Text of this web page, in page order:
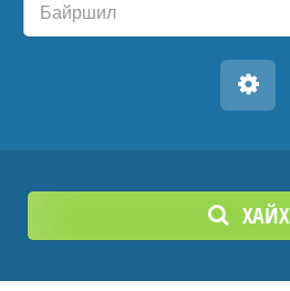
Байршил
ХАЙХ